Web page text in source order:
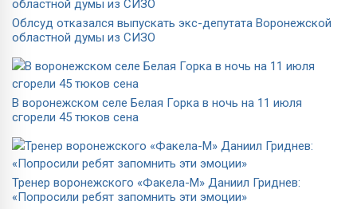
Облсуд отказался выпускать экс-депутата Воронежской
областной думы из СИЗО
В воронежском селе Белая Горка в ночь на 11 июля
сгорели 45 тюков сена
Тренер воронежского «Факела-М» Даниил Гриднев:
«Попросили ребят запомнить эти эмоции»